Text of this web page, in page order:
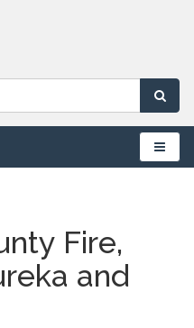
Menú
Fire,
and